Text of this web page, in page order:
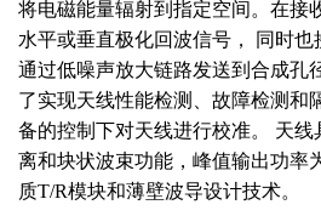
将电磁能量辐射到指定空间。在接
水平或垂直极化回波信号， 同时也
通过低噪声放大链路发送到合成孔
了实现天线性能检测、故障检测和
备的控制下对天线进行校准。 天线
离和块状波束功能，峰值输出功率
质T/R模块和薄壁波导设计技术。